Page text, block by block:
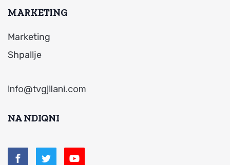
MARKETING
Marketing
Shpallje
info@tvgjilani.com
NA NDIQNI